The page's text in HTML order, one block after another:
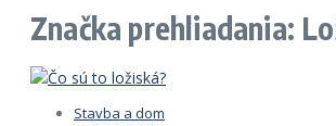
Značka prehliadania:
Stavba a dom